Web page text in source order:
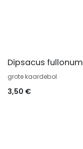
Dipsacus fullonum
grote kaardebol
3,50 €